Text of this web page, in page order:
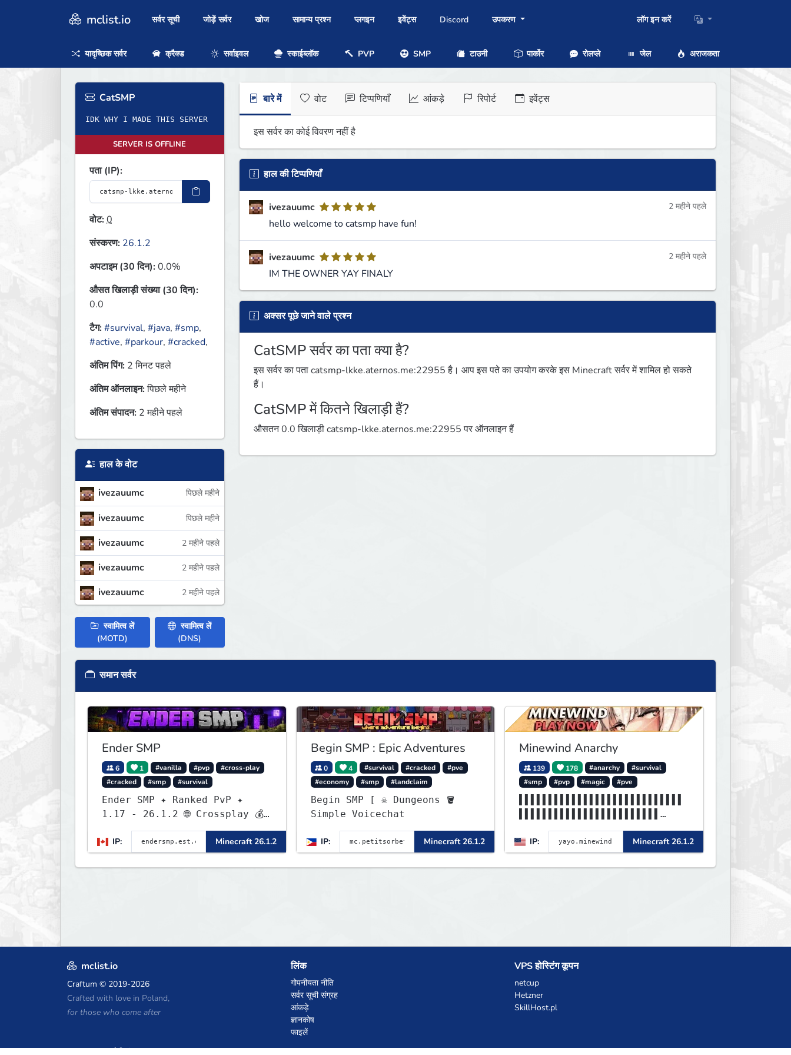
mclist.io सर्वर सूची जोड़ें सर्वर खोज सामान्य प्रश्न प्लगइन इवेंट्स Discord उपकरण लॉग इन करें
यादृच्छिक सर्वर क्रैक्ड सर्वाइवल स्काईब्लॉक PVP SMP टाउनी पार्कोर रोलप्ले जेल अराजकता
CatSMP
SERVER IS OFFLINE
पता (IP):
वोट:0
संस्करण: 26.1.2
अपटाइम (30 दिन):0.0%
औसत खिलाड़ी संख्या (30 दिन):
0.0
टैग:#survival, #java, #smp,
#active, #parkour, #cracked,
अंतिम पिंग: 2 मिनट पहले
अंतिम ऑनलाइन:पिछले महीने
अंतिम संपादन: 2 महीने पहले
हाल के वोट
ivezauumc पिछले महीने
ivezauumc पिछले महीने
ivezauumc 2 महीने पहले
ivezauumc 2 महीने पहले
ivezauumc 2 महीने पहले
स्वामित्व लें
(MOTD)
स्वामित्व लें
(DNS)
बारे में वोट टिप्पणियाँ आंकड़े रिपोर्ट इवेंट्स
इस सर्वर का कोई विवरण नहीं है
हाल की टिप्पणियाँ
ivezauumc
hello welcome to catsmp have fun!
2 महीने पहले
ivezauumc
IM THE OWNER YAY FINALY
2 महीने पहले
अक्सर पूछे जाने वाले प्रश्न
CatSMP सर्वर का पता क्या है?
इस सर्वर का पता catsmp-lkke.aternos.me:22955 है। आप इस पते का उपयोग करके इस Minecraft सर्वर में शामिल हो सकते
हैं।
CatSMP में कितने खिलाड़ी हैं?
औसतन 0.0 खिलाड़ी catsmp-lkke.aternos.me:22955 पर ऑनलाइन हैं
समान सर्वर
Ender SMP
6 1 #vanilla #pvp
#cross-play
#cracked
#smp #survival
Ender SMP ✦ Ranked PvP ✦
1.17 - 26.1.2 🌐 Crossplay 💰
Rewards 🛠 Custom Gear
IP:
Minecraft 26.1.2
Begin SMP : Epic Adventures
0 4 #survival #cracked
#pve
#economy
#smp #landclaim
Begin SMP [ ☠ Dungeons 🪣
Simple Voicechat
IP: Minecraft 26.1.2
Minewind Anarchy
139 178 #anarchy
#survival
#smp
#pvp #magic #pve
▌▌▌▌▌▌▌▌▌▌▌▌▌▌▌▌▌▌▌▌▌▌▌▌
▌▌▌▌▌▌▌▌▌▌▌▌▌▌▌▌▌▌▌▌▌▌▌MINEW
IND▌▌▌▌▌▌▌▌▌▌▌▌▌▌▌▌▌▌▌▌▌
IP: Minecraft 26.1.2
mclist.io
Craftum © 2019-2026
Crafted with love in Poland,
for those who come after
लिंक
गोपनीयता नीति
सर्वर सूची संग्रह
आंकड़े
ज्ञानकोष
फाइलें
VPS होस्टिंग कूपन
netcup
Hetzner
SkillHost.pl